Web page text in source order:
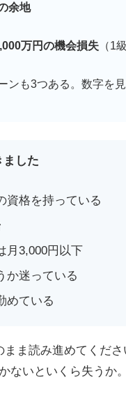
余地
万円の機会損失 （1
も3つある。数字を
ました
資格を持っている
月3,000円以下
か迷っている
めている
ま読み進めてくださ
ないといくら失うか。